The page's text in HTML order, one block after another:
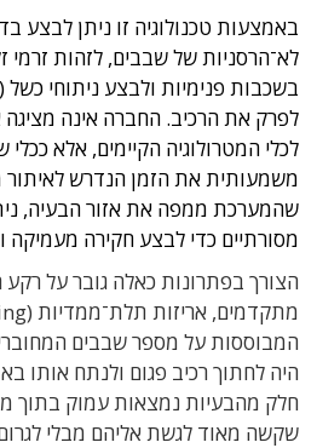
באמצעות טכנולוגיה זו ניתן לבצע
לא־הרסניות של שבבים, לזהות זרמי
לפרק את הרכיב. החברה אינה
לכלי המטרולוגיה הקיימים, אלא
משמעותית את הזמן הנדרש
שהמערכת ממפה את אזור הבעיה,
מסורתיים כדי לבצע חקירה מעמיקה
המבוססות על מספר שבבים
היה לחתוך רכיב פגום ולנתח אותו
חלק מהבעיות נמצאות עמוק בתוך
שקשה מאוד לגשת אליהם מבלי